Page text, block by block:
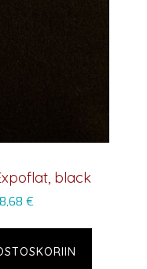
black
8,68€